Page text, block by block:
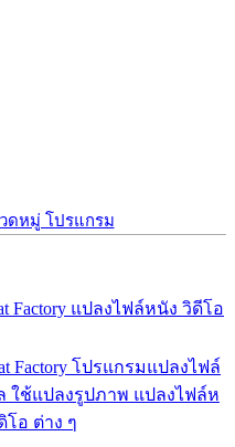
ดหมู่ โปรแกรม
Factory แปลงไฟล์หนัง วิดีโอ
Factory โปรแกรมแปลงไฟล์
ใช้แปลงรูปภาพ แปลงไฟล์ห
โอ ต่าง ๆ